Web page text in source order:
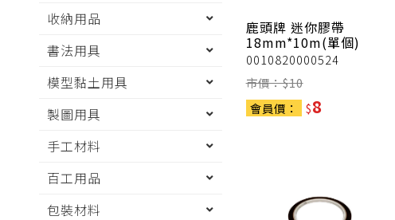
收納用品
書法用具
模型黏土用具
製圖用具
手工材料
百工用品
包裝材料
鹿頭牌 迷你膠帶
18mm*10m(單個)
0010820000524
市價：$10
會員價：
$8